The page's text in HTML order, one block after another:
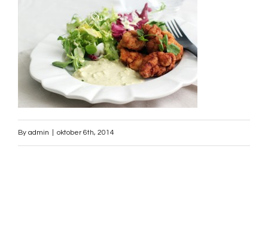
By admin oktober 6th, 2014